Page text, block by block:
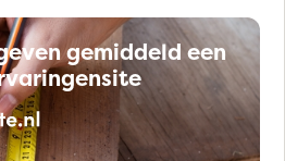
gemiddeld een